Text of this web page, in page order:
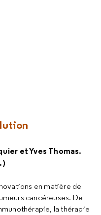
et Yves Thomas.
en matière de
cancéreuses. De
la thérapie